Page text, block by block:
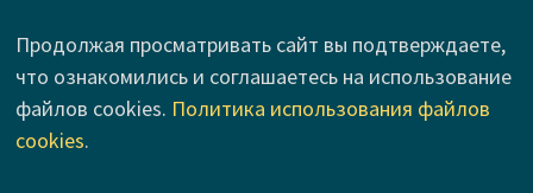
Продолжая просматривать сайт вы подтверждаете,
что ознакомились и соглашаетесь на использование
файлов cookies. Политика использования файлов
cookies.